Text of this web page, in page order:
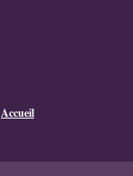
Accueil